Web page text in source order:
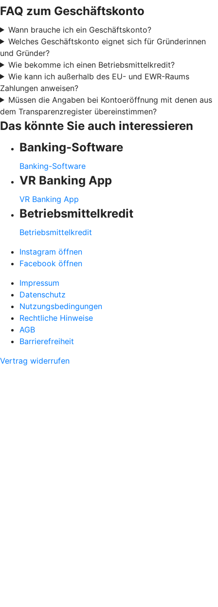
FAQ zum Geschäftskonto
Wann brauche ich ein Geschäftskonto?
Welches Geschäftskonto eignet sich für Gründerinnen
und Gründer?
Wie bekomme ich einen Betriebsmittelkredit?
Wie kann ich außerhalb des EU- und EWR-Raums
Zahlungen anweisen?
Müssen die Angaben bei Kontoeröffnung mit denen aus
dem Transparenzregister übereinstimmen?
Das könnte Sie auch interessieren
Banking-Software
Banking-Software
VR Banking App
VR Banking App
Betriebsmittelkredit
Betriebsmittelkredit
Instagram öffnen
Facebook öffnen
Impressum
Datenschutz
Nutzungsbedingungen
Rechtliche Hinweise
AGB
Barrierefreiheit
Vertrag widerrufen